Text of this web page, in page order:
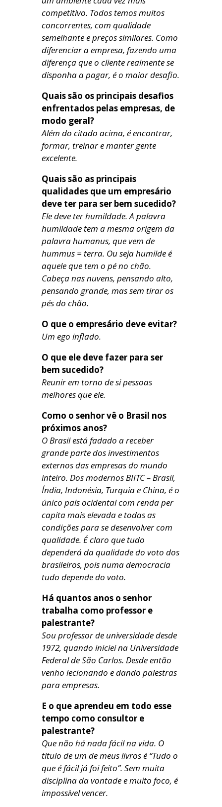
competitivo. Todos temos muitos
concorrentes, com qualidade
semelhante e preços similares. Como
diferenciar a empresa, fazendo uma
diferença que o cliente realmente se
disponha a pagar, é o maior desafio.
Quais são os principais desafios
enfrentados pelas empresas, de
modo geral?
Além do citado acima, é encontrar,
formar, treinar e manter gente
excelente.
Quais são as principais
qualidades que um empresário
deve ter para ser bem sucedido?
Ele deve ter humildade. A palavra
humildade tem a mesma origem da
palavra humanus, que vem de
hummus = terra. Ou seja humilde é
aquele que tem o pé no chão.
Cabeça nas nuvens, pensando alto,
pensando grande, mas sem tirar os
pés do chão.
O que o empresário deve evitar?
Um ego inflado.
O que ele deve fazer para ser
bem sucedido?
Reunir em torno de si pessoas
melhores que ele.
Como o senhor vê o Brasil nos
próximos anos?
O Brasil está fadado a receber
grande parte dos investimentos
externos das empresas do mundo
inteiro. Dos modernos BIITC – Brasil,
Índia, Indonésia, Turquia e China, é o
único país ocidental com renda per
capita mais elevada e todas as
condições para se desenvolver com
qualidade. É claro que tudo
dependerá da qualidade do voto dos
brasileiros, pois numa democracia
tudo depende do voto.
Há quantos anos o senhor
trabalha como professor e
palestrante?
Sou professor de universidade desde
1972, quando iniciei na Universidade
Federal de São Carlos. Desde então
venho lecionando e dando palestras
para empresas.
E o que aprendeu em todo esse
tempo como consultor e
palestrante?
Que não há nada fácil na vida. O
título de um de meus livros é “Tudo o
que é fácil já foi feito”. Sem muita
disciplina da vontade e muito foco, é
impossível vencer.